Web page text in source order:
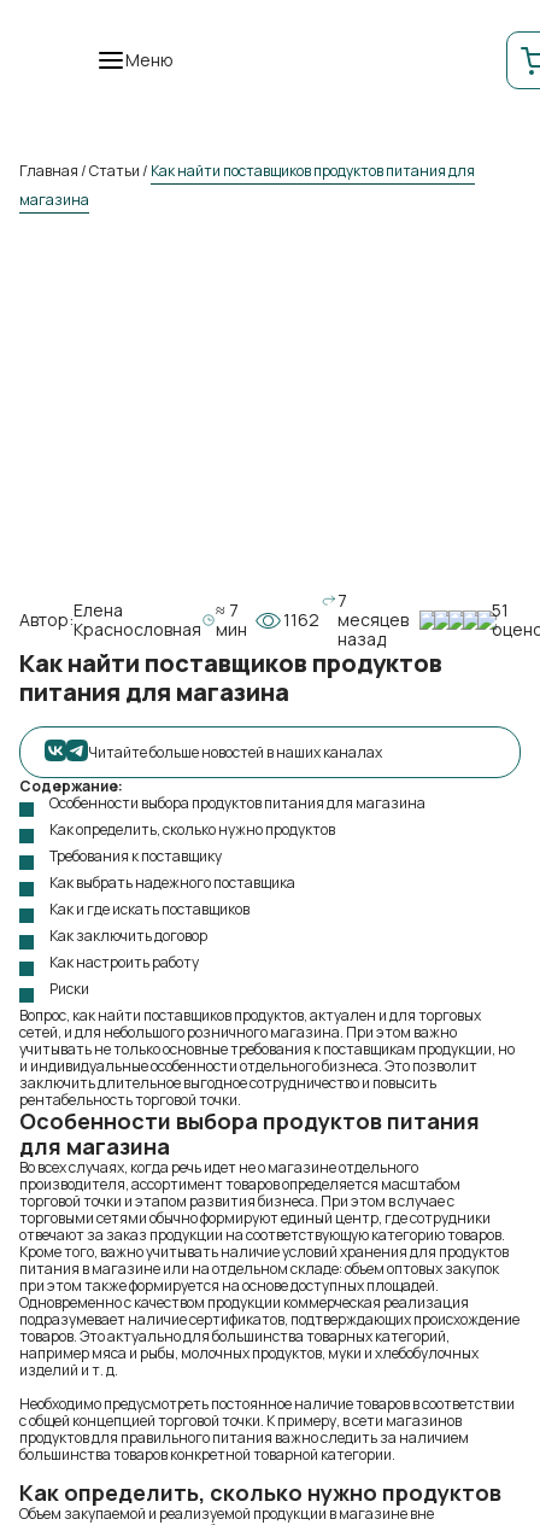
Меню
Главная/Статьи/ Как найти поставщиков продуктов питания для
магазина
Автор:Елена
Краснословная
≈ 7
мин
1162
7
месяцев
назад
51
Как найти поставщиков продуктов
питания для магазина
Читайте больше новостей в наших каналах
Содержание:
Особенности выбора продуктов питания для магазина
Как определить, сколько нужно продуктов
Требования к поставщику
Как выбрать надежного поставщика
Как и где искать поставщиков
Как заключить договор
Как настроить работу
Риски
Вопрос, как найти поставщиков продуктов, актуален и для торговых
сетей, и для небольшого розничного магазина. При этом важно
учитывать не только основные требования к поставщикам продукции, но
и индивидуальные особенности отдельного бизнеса. Это позволит
заключить длительное выгодное сотрудничество и повысить
рентабельность торговой точки.
Особенности выбора продуктов питания
для магазина
Во всех случаях, когда речь идет не о магазине отдельного
производителя, ассортимент товаров определяется масштабом
торговой точки и этапом развития бизнеса. При этом в случае с
торговыми сетями обычно формируют единый центр, где сотрудники
отвечают за заказ продукции на соответствующую категорию товаров.
Кроме того, важно учитывать наличие условий хранения для продуктов
питания в магазине или на отдельном складе: объем оптовых закупок
при этом также формируется на основе доступных площадей.
Одновременно с качеством продукции коммерческая реализация
подразумевает наличие сертификатов, подтверждающих происхождение
товаров. Это актуально для большинства товарных категорий,
например мяса и рыбы, молочных продуктов, муки и хлебобулочных
изделий и т. д.
Необходимо предусмотреть постоянное наличие товаров в соответствии
с общей концепцией торговой точки. К примеру, в сети магазинов
продуктов для правильного питания важно следить за наличием
большинства товаров конкретной товарной категории.
Как определить, сколько нужно продуктов
Объем закупаемой и реализуемой продукции в магазине вне